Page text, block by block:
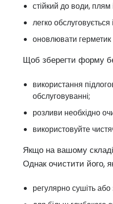
стійкий до води, плям
легко обслуговується
оновлювати герметик
Щоб зберегти форму
використання
обслуговуванні;
розливи необхідно
використовуйте
Якщо на вашому
Однак очистити його,
регулярно сушіть